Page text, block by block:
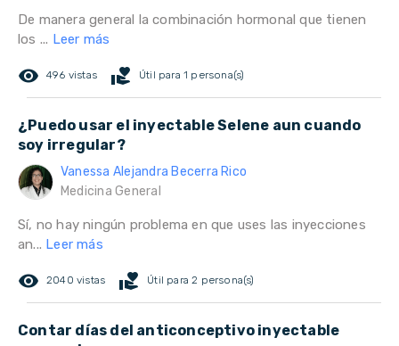
De manera general la combinación hormonal que tienen
los ... Leer más
remove_red_eye 496 vistas volunteer_activism Útil para 1 persona(s)
¿Puedo usar el inyectable Selene aun cuando
soy irregular?
Vanessa Alejandra Becerra Rico
Medicina General
Sí, no hay ningún problema en que uses las inyecciones
an... Leer más
remove_red_eye 2040 vistas volunteer_activism Útil para 2 persona(s)
Contar días del anticonceptivo inyectable